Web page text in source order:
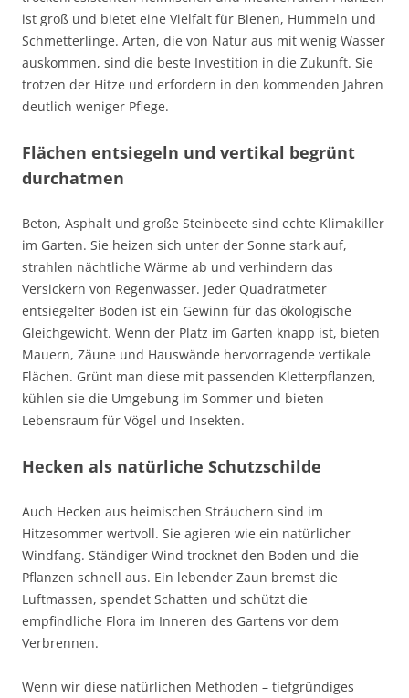
ist groß und bietet eine Vielfalt für Bienen, Hummeln und
Schmetterlinge. Arten, die von Natur aus mit wenig Wasser
auskommen, sind die beste Investition in die Zukunft. Sie
trotzen der Hitze und erfordern in den kommenden Jahren
deutlich weniger Pflege.
Flächen entsiegeln und vertikal begrünt
durchatmen
Beton, Asphalt und große Steinbeete sind echte Klimakiller
im Garten. Sie heizen sich unter der Sonne stark auf,
strahlen nächtliche Wärme ab und verhindern das
Versickern von Regenwasser. Jeder Quadratmeter
entsiegelter Boden ist ein Gewinn für das ökologische
Gleichgewicht. Wenn der Platz im Garten knapp ist, bieten
Mauern, Zäune und Hauswände hervorragende vertikale
Flächen. Grünt man diese mit passenden Kletterpflanzen,
kühlen sie die Umgebung im Sommer und bieten
Lebensraum für Vögel und Insekten.
Hecken als natürliche Schutzschilde
Auch Hecken aus heimischen Sträuchern sind im
Hitzesommer wertvoll. Sie agieren wie ein natürlicher
Windfang. Ständiger Wind trocknet den Boden und die
Pflanzen schnell aus. Ein lebender Zaun bremst die
Luftmassen, spendet Schatten und schützt die
empfindliche Flora im Inneren des Gartens vor dem
Verbrennen.
Wenn wir diese natürlichen Methoden – tiefgründiges